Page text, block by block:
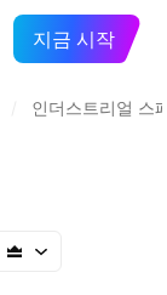
지금 시작
인더스트리얼 스